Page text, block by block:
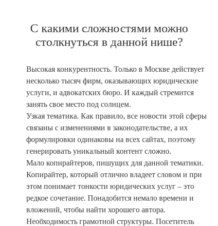
С какими сложностями можно
столкнуться в данной нише?
Высокая конкурентность. Только в Москве действует
несколько тысяч фирм, оказывающих юридические
услуги, и адвокатских бюро. И каждый стремится
занять свое место под солнцем.
Узкая тематика. Как правило, все новости этой сферы
связаны с изменениями в законодательстве, а их
формулировки одинаковы на всех сайтах, поэтому
генерировать уникальный контент сложно.
Мало копирайтеров, пишущих для данной тематики.
Копирайтер, который отлично владеет словом и при
этом понимает тонкости юридических услуг – это
редкое сочетание. Понадобится немало времени и
вложений, чтобы найти хорошего автора.
Необходимость грамотной структуры. Посетитель